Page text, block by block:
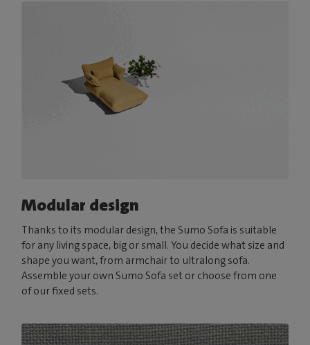
Modular design
Thanks to its modular design, the Sumo Sofa is suitable
for any living space, big or small. You decide what size and
shape you want, from armchair to ultralong sofa.
Assemble your own Sumo Sofa set or choose from one
of our fixed sets.